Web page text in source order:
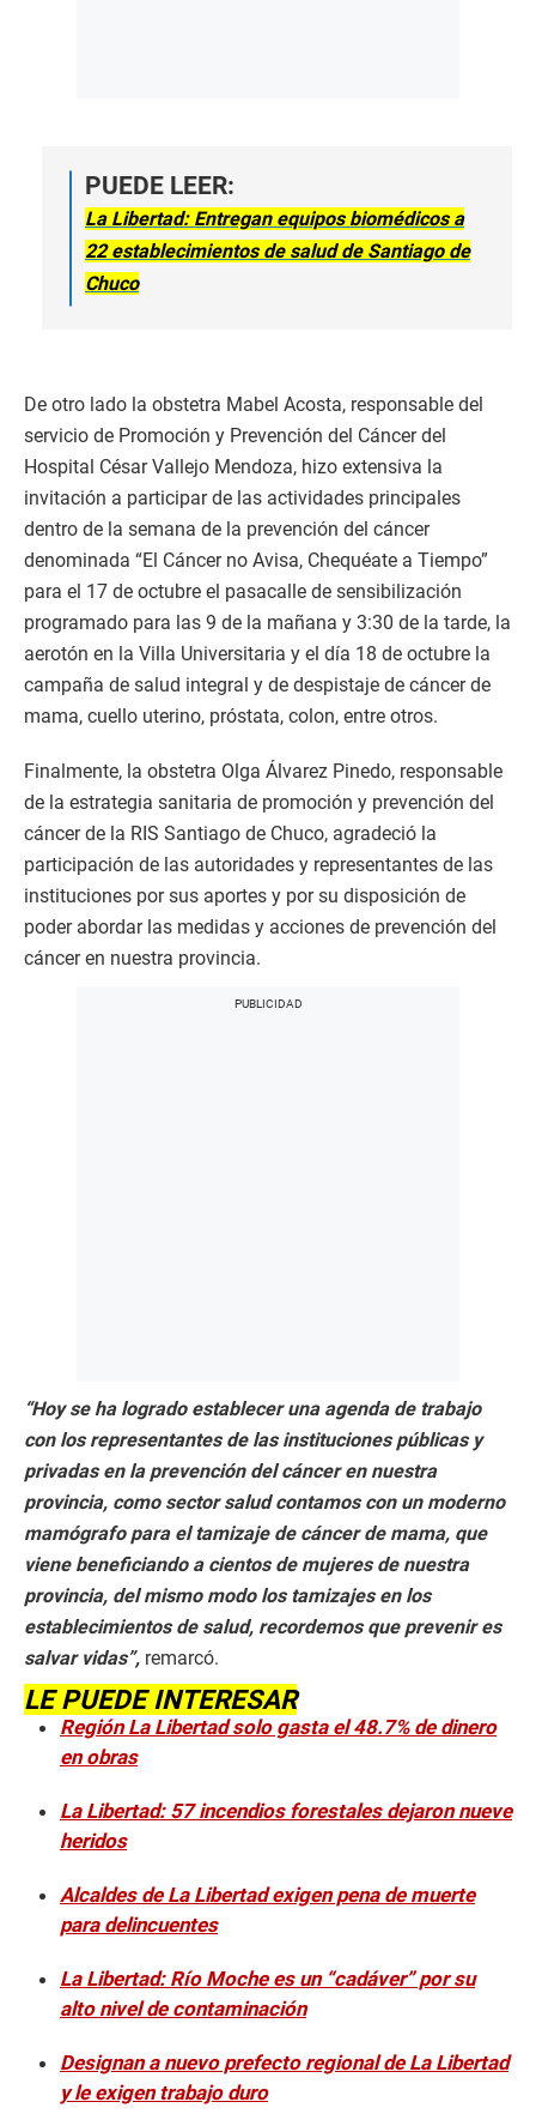
PUEDE LEER:
La Libertad: Entregan equipos biomédicos a
22 establecimientos de salud de Santiago de
Chuco
De otro lado la obstetra Mabel Acosta, responsable del
servicio de Promoción y Prevención del Cáncer del
Hospital César Vallejo Mendoza, hizo extensiva la
invitación a participar de las actividades principales
dentro de la semana de la prevención del cáncer
denominada “El Cáncer no Avisa, Chequéate a Tiempo”
para el 17 de octubre el pasacalle de sensibilización
programado para las 9 de la mañana y 3:30 de la tarde, la
aerotón en la Villa Universitaria y el día 18 de octubre la
campaña de salud integral y de despistaje de cáncer de
mama, cuello uterino, próstata, colon, entre otros.
Finalmente, la obstetra Olga Álvarez Pinedo, responsable
de la estrategia sanitaria de promoción y prevención del
cáncer de la RIS Santiago de Chuco, agradeció la
participación de las autoridades y representantes de las
instituciones por sus aportes y por su disposición de
poder abordar las medidas y acciones de prevención del
cáncer en nuestra provincia.
“Hoy se ha logrado establecer una agenda de trabajo
con los representantes de las instituciones públicas y
privadas en la prevención del cáncer en nuestra
provincia, como sector salud contamos con un moderno
mamógrafo para el tamizaje de cáncer de mama, que
viene beneficiando a cientos de mujeres de nuestra
provincia, del mismo modo los tamizajes en los
establecimientos de salud, recordemos que prevenir es
salvar vidas”, remarcó.
LE PUEDE INTERESAR
Región La Libertad solo gasta el 48.7% de dinero
en obras
La Libertad: 57 incendios forestales dejaron nueve
heridos
Alcaldes de La Libertad exigen pena de muerte
para delincuentes
La Libertad: Río Moche es un “cadáver” por su
alto nivel de contaminación
Designan a nuevo prefecto regional de La Libertad
y le exigen trabajo duro